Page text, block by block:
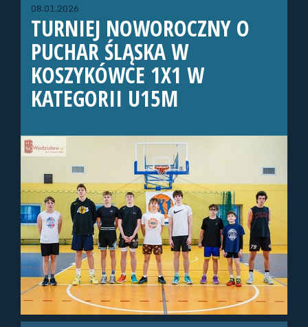
08.01.2026
TURNIEJ NOWOROCZNY O
PUCHAR ŚLĄSKA W
KOSZYKÓWCE 1X1 W
KATEGORII U15M